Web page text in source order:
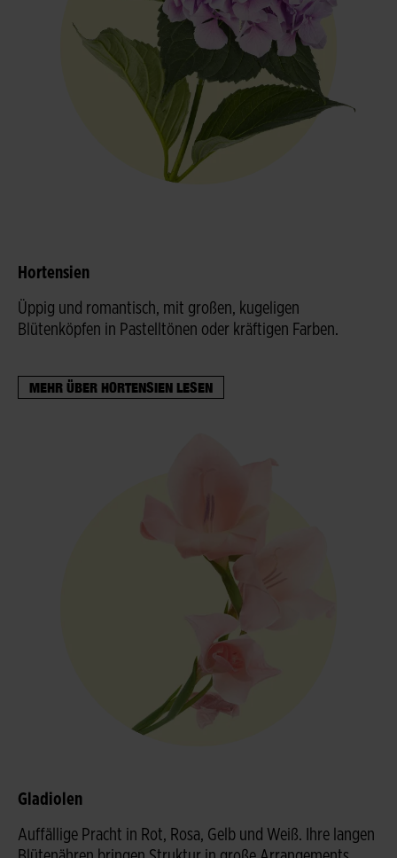
Hortensien
Üppig und romantisch, mit großen, kugeligen
Blütenköpfen in Pastelltönen oder kräftigen Farben.
MEHR ÜBER HORTENSIEN LESEN
Gladiolen
Auffällige Pracht in Rot, Rosa, Gelb und Weiß. Ihre langen